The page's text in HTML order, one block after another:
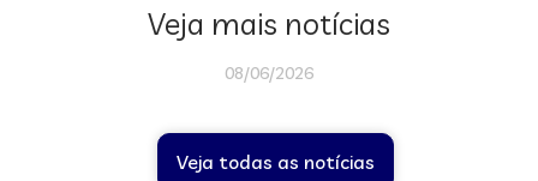
Veja mais notícias
08/06/2026
Veja todas as notícias